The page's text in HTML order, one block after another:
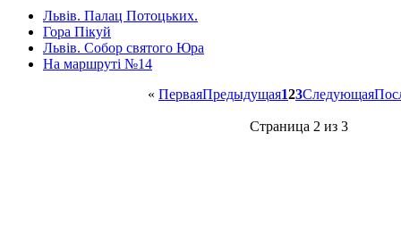
Львів. Палац Потоцьких.
Гора Пікуй
Львів. Собор святого Юра
На маршруті №14
« ПерваяПредыдущая123Следующая
Страница 2 из 3